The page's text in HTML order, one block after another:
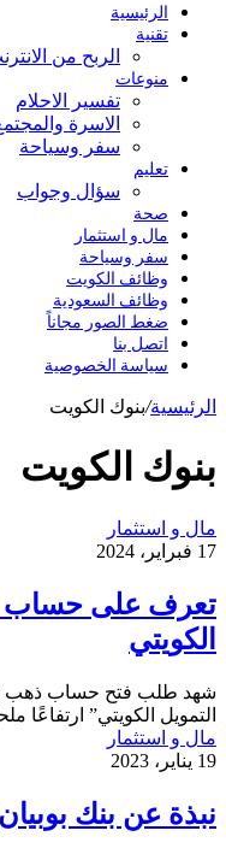
الرئيسية
تقنية
الربح من
منوعات
تفسير الاحلام
الاسرة
سفر وسياحة
تعليم
سؤال وجواب
صحة
مال و استثمار
سفر وسياحة
وظائف الكويت
وظائف السعودية
ضغط الصور مجاناً
اتصل بنا
سياسة الخصوصية
الرئيسية/بنوك الكويت
بنوك الكويت
تعرف
على
الذهب
بيت
التمويل
مال و استثمار
17 فبراير، 2024
تعرف على حساب
الكويتي
شهد طلب فتح حساب ذهب
التمويل الكويتي”
نبذة
عن
بوبيان
الكويت
مال و استثمار
19 يناير، 2023
نبذة عن بنك